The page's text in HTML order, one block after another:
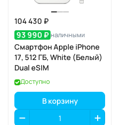
104 430 ₽
93 990 ₽ наличными
Смартфон Apple iPhone
17, 512 ГБ, White (Белый)
Dual eSIM
Доступно
В корзину